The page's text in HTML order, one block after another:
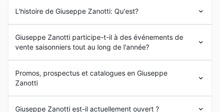
L'histoire de Giuseppe Zanotti: Qu'est?
designer éponyme. Depuis ses débuts, l'objectif de
Giuseppe Zanottiest de fournir à ses clients des
chaussures raffinées et de haute qualité, suivant les
dernières tendances de la mode européenne. Le siège
social de
Giuseppe Zanotti
est situé à San Mauro
années 1990 et est devenu depuis une marque à forte
Giuseppe Zanotti participe-t-il à des événements de
vente saisonniers tout au long de l'année?
événements de soldes saisonnières tout au long de
l'année, et notre site est votre ressource idéale pour
découvrir toutes lespromotions Giuseppe Zanotti en
France. Avant de vous rendre en magasin pour vos
Promos, prospectus et catalogues en Giuseppe
Zanotti
Giuseppe Zanotti est-il actuellement ouvert ?